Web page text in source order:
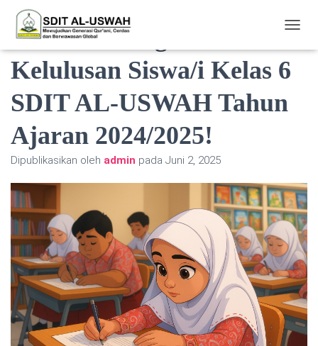
Selamat! Pengumuman
Kelulusan Siswa/i Kelas 6
SDIT AL-USWAH Tahun
Ajaran 2024/2025!
Dipublikasikan oleh admin pada Juni 2, 2025